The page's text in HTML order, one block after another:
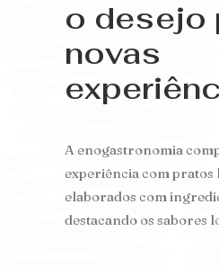
o desejo
novas
A enogastronomia
experiência com pratos
elaborados com
destacando os sabores